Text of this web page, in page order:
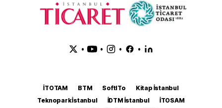
• • • •
İTOTAM BTM SoftITo
Kitap İstanbul
Teknopark İstanbul
İDTM İstanbul
İTOSAM